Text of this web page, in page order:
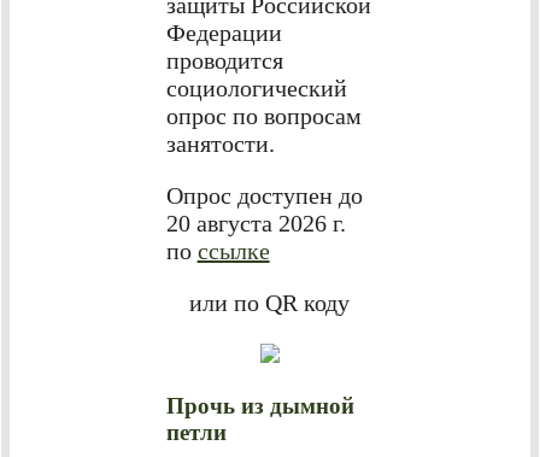
Федерации
проводится
социологический
опрос по вопросам
занятости.
Опрос доступен до
20 августа 2026 г.
по ссылке
или по QR коду
Прочь из дымной
петли